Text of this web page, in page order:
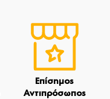
Επίσημος
Αντιπρόσωπος